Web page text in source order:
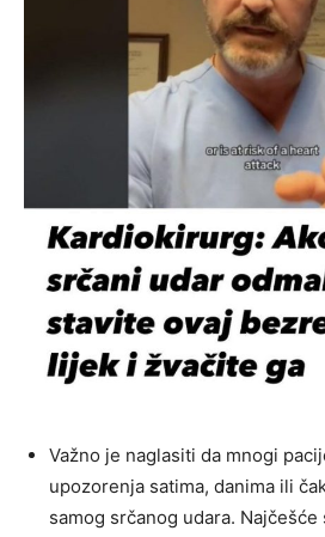
Važno je naglasiti da mnogi
upozorenja satima, danima ili
samog srčanog udara. Najčešće